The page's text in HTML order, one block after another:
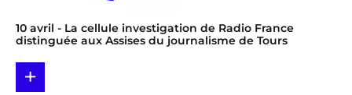
10 avril - La cellule investigation de Radio France
distinguée aux Assises du journalisme de Tours
+